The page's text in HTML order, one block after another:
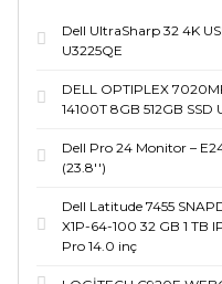
Dell UltraSharp 32 4K
U3225QE
DELL OPTIPLEX
14100T 8GB 512GB SSD
Dell Pro 24 Monitor –
(23.8'')
Dell Latitude 7455
X1P-64-100 32 GB 1 TB
Pro 14.0 inç